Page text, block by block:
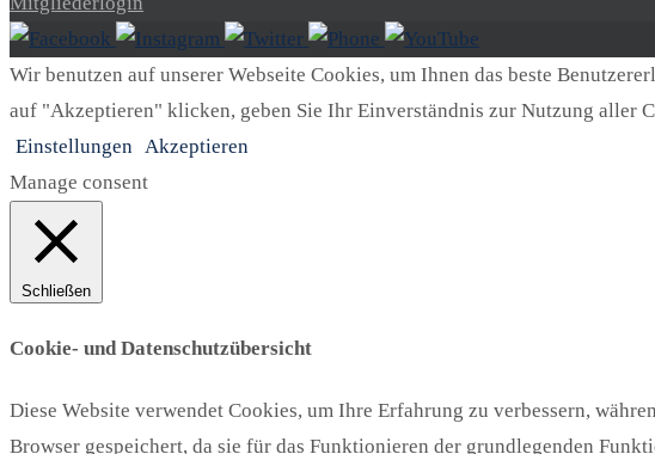
Wir benutzen auf unserer Webseite Cookies, um Ihnen das beste
auf "Akzeptieren" klicken, geben Sie Ihr Einverständnis zur Nutzung aller
Einstellungen Akzeptieren
Manage consent
Schließen
Cookie- und Datenschutzübersicht
Diese Website verwendet Cookies, um Ihre Erfahrung zu verbessern,
Browser gespeichert, da sie für das Funktionieren der grundlegenden